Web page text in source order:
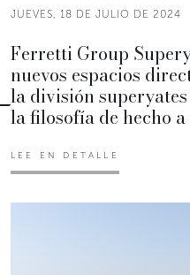
JUEVES, 18 DE JULIO DE 2024
Ferretti Group
nuevos espacios
la división
la filosofía de hecho
LEE EN DETALLE